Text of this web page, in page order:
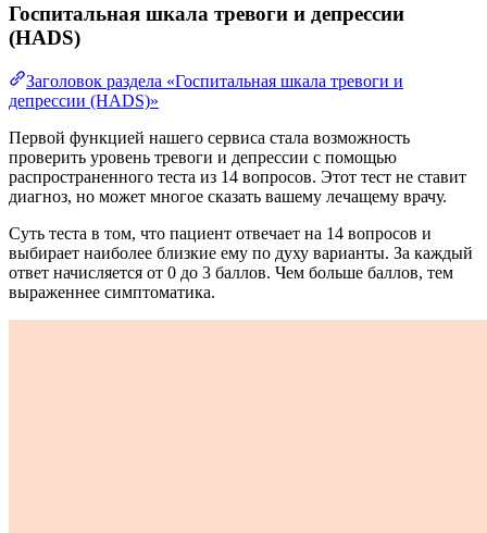
Госпитальная шкала тревоги и депрессии
(HADS)
Заголовок раздела «Госпитальная шкала тревоги и
депрессии (HADS)»
Первой функцией нашего сервиса стала возможность
проверить уровень тревоги и депрессии с помощью
распространенного теста из 14 вопросов. Этот тест не ставит
диагноз, но может многое сказать вашему лечащему врачу.
Суть теста в том, что пациент отвечает на 14 вопросов и
выбирает наиболее близкие ему по духу варианты. За каждый
ответ начисляется от 0 до 3 баллов. Чем больше баллов, тем
выраженнее симптоматика.